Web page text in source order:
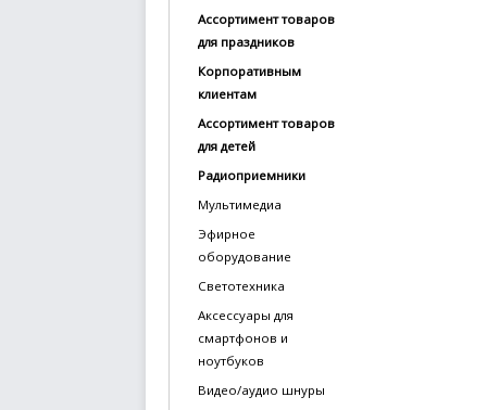
news@signalelectronics.ru
Ассортимент товаров
для праздников
Корпоративным
клиентам
Ассортимент товаров
для детей
Радиоприемники
Мультимедиа
Эфирное
оборудование
Светотехника
Аксессуары для
смартфонов и
ноутбуков
Видео/аудио шнуры